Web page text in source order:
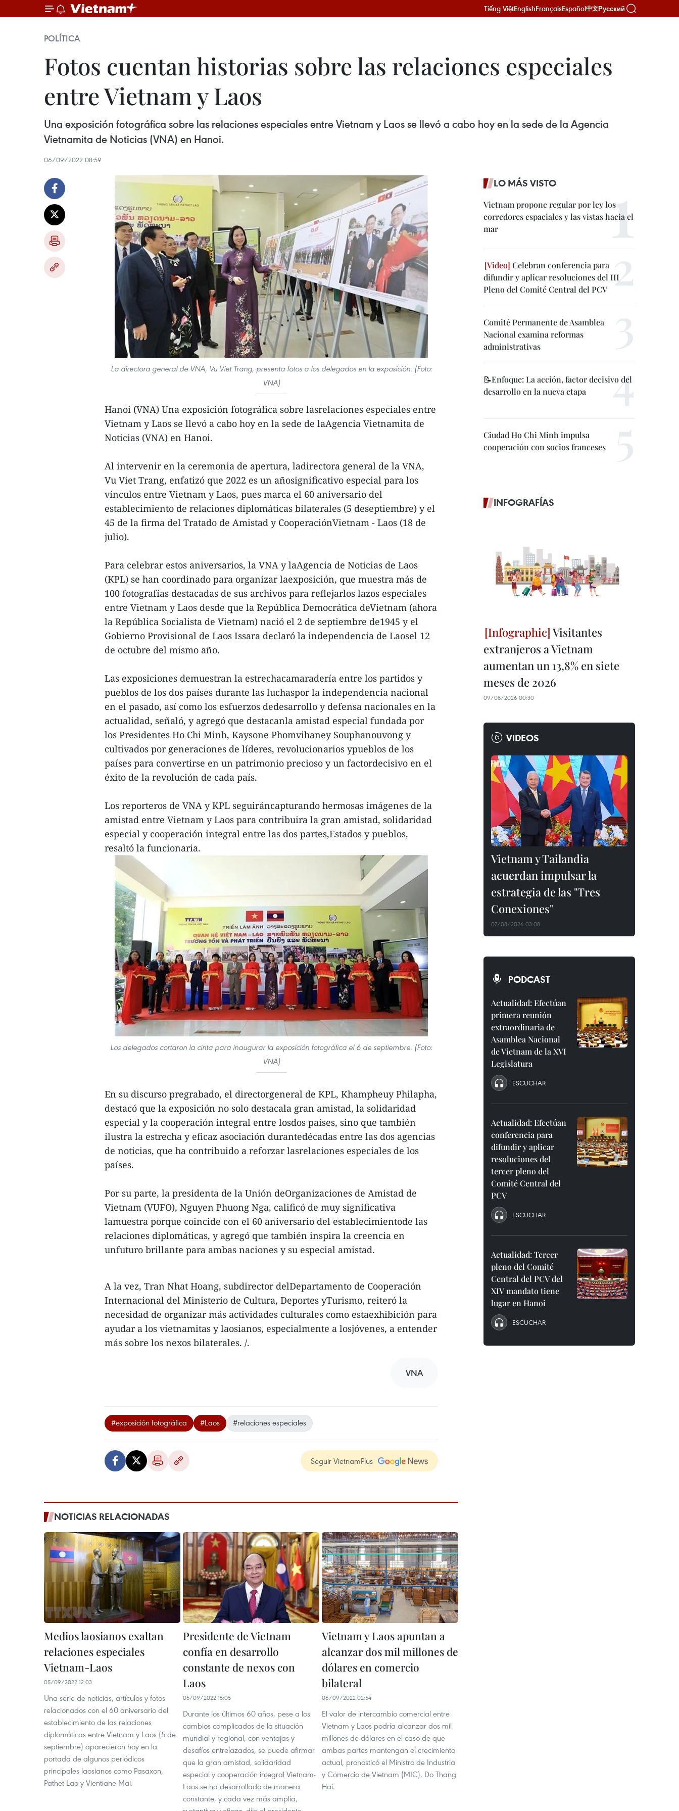
Tiếng ViệtEnglishFrançaisEspañol中文Русский
POLÍTICA
Fotos cuentan historias sobre las relaciones especiales
entre Vietnam y Laos
Una exposición fotográfica sobre las relaciones especiales entre Vietnam y Laos se llevó a cabo hoy en la sede de la Agencia
Vietnamita de Noticias (VNA) en Hanoi.
06/09/2022 08:59
La directora general de VNA, Vu Viet Trang, presenta fotos a los delegados en la exposición. (Foto:
VNA)
Hanoi (VNA) Una exposición fotográfica sobre lasrelaciones especiales entre
Vietnam y Laos se llevó a cabo hoy en la sede de laAgencia Vietnamita de
Noticias (VNA) en Hanoi.
Al intervenir en la ceremonia de apertura, ladirectora general de la VNA,
Vu Viet Trang, enfatizó que 2022 es un añosignificativo especial para los
vínculos entre Vietnam y Laos, pues marca el 60 aniversario del
establecimiento de relaciones diplomáticas bilaterales (5 deseptiembre) y el
45 de la firma del Tratado de Amistad y CooperaciónVietnam - Laos (18 de
julio).
Para celebrar estos aniversarios, la VNA y laAgencia de Noticias de Laos
(KPL) se han coordinado para organizar laexposición, que muestra más de
100 fotografías destacadas de sus archivos para reflejarlos lazos especiales
entre Vietnam y Laos desde que la República Democrática deVietnam (ahora
la República Socialista de Vietnam) nació el 2 de septiembre de1945 y el
Gobierno Provisional de Laos Issara declaró la independencia de Laosel 12
de octubre del mismo año.
Las exposiciones demuestran la estrechacamaradería entre los partidos y
pueblos de los dos países durante las luchaspor la independencia nacional
en el pasado, así como los esfuerzos dedesarrollo y defensa nacionales en la
actualidad, señaló, y agregó que destacanla amistad especial fundada por
los Presidentes Ho Chi Minh, Kaysone Phomvihaney Souphanouvong y
cultivados por generaciones de líderes, revolucionarios ypueblos de los
países para convertirse en un patrimonio precioso y un factordecisivo en el
éxito de la revolución de cada país.
Los reporteros de VNA y KPL seguiráncapturando hermosas imágenes de la
amistad entre Vietnam y Laos para contribuira la gran amistad, solidaridad
especial y cooperación integral entre las dos partes,Estados y pueblos,
resaltó la funcionaria.
Los delegados cortaron la cinta para inaugurar la exposición fotográfica el 6 de septiembre. (Foto:
VNA)
En su discurso pregrabado, el directorgeneral de KPL, Khampheuy Philapha,
destacó que la exposición no solo destacala gran amistad, la solidaridad
especial y la cooperación integral entre losdos países, sino que también
ilustra la estrecha y eficaz asociación durantedécadas entre las dos agencias
de noticias, que ha contribuido a reforzar lasrelaciones especiales de los
países.
Por su parte, la presidenta de la Unión deOrganizaciones de Amistad de
Vietnam (VUFO), Nguyen Phuong Nga, calificó de muy significativa
lamuestra porque coincide con el 60 aniversario del establecimientode las
relaciones diplomáticas, y agregó que también inspira la creencia en
unfuturo brillante para ambas naciones y su especial amistad.
A la vez, Tran Nhat Hoang, subdirector delDepartamento de Cooperación
Internacional del Ministerio de Cultura, Deportes yTurismo, reiteró la
necesidad de organizar más actividades culturales como estaexhibición para
ayudar a los vietnamitas y laosianos, especialmente a losjóvenes, a entender
más sobre los nexos bilaterales. /.
VNA
#exposición fotográfica #Laos #relaciones especiales
Seguir VietnamPlus
NOTICIAS RELACIONADAS
Medios laosianos exaltan
relaciones especiales
Vietnam-Laos
05/09/2022 12:03
Una serie de noticias, artículos y fotos
relacionados con el 60 aniversario del
establecimiento de las relaciones
diplomáticas entre Vietnam y Laos (5 de
septiembre) aparecieron hoy en la
portada de algunos periódicos
principales laosianos como Pasaxon,
Pathet Lao y Vientiane Mai.
Presidente de Vietnam
confía en desarrollo
constante de nexos con
Laos
05/09/2022 15:05
Durante los últimos 60 años, pese a los
cambios complicados de la situación
mundial y regional, con ventajas y
desafíos entrelazados, se puede afirmar
que la gran amistad, solidaridad
especial y cooperación integral Vietnam-
Laos se ha desarrollado de manera
constante, y cada vez más amplia,
Vietnam y Laos apuntan a
alcanzar dos mil millones de
dólares en comercio
bilateral
06/09/2022 02:54
El valor de intercambio comercial entre
Vietnam y Laos podría alcanzar dos mil
millones de dólares en el caso de que
ambas partes mantengan el crecimiento
actual, pronosticó el Ministro de Industria
y Comercio de Vietnam (MIC), Do Thang
Hai.
LO MÁS VISTO
Vietnam propone regular por ley los
corredores espaciales y las vistas hacia el
mar
Celebran conferencia para
difundir y aplicar resoluciones del III
Pleno del Comité Central del PCV
Comité Permanente de Asamblea
Nacional examina reformas
administrativas
📝Enfoque: La acción, factor decisivo del
desarrollo en la nueva etapa
Ciudad Ho Chi Minh impulsa
cooperación con socios franceses
INFOGRAFÍAS
Visitantes
extranjeros a Vietnam
aumentan un 13,8% en siete
meses de 2026
09/08/2026 00:30
VIDEOS
Vietnam y Tailandia
acuerdan impulsar la
estrategia de las "Tres
Conexiones"
07/08/2026 03:08
PODCAST
Actualidad: Efectúan
primera reunión
extraordinaria de
Asamblea Nacional
de Vietnam de la XVI
Legislatura
ESCUCHAR
Actualidad: Efectúan
conferencia para
difundir y aplicar
resoluciones del
tercer pleno del
Comité Central del
PCV
ESCUCHAR
Actualidad: Tercer
pleno del Comité
Central del PCV del
XIV mandato tiene
lugar en Hanoi
ESCUCHAR